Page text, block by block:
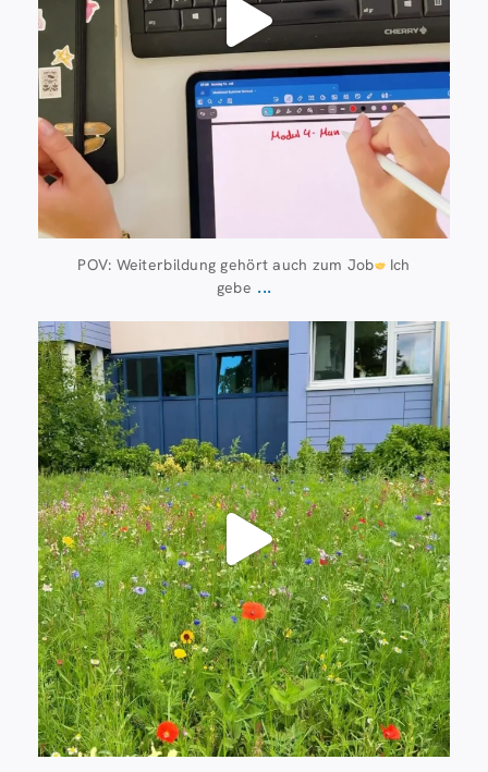
POV: Weiterbildung gehört auch zum Job Ich
gebe ...
112 6